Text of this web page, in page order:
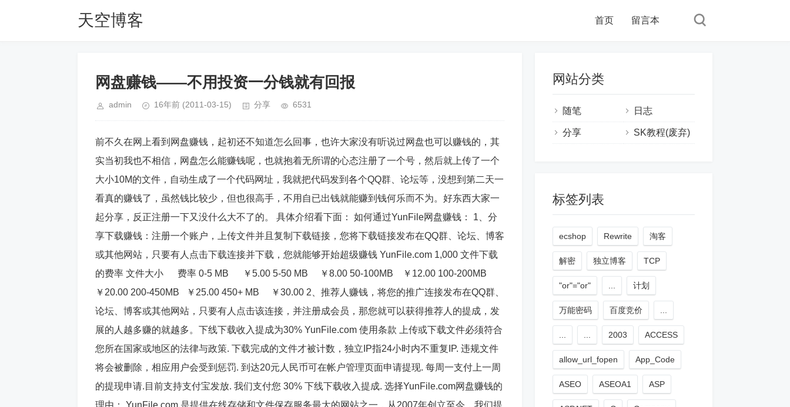
天空博客 首页 留言本
网盘赚钱——不用投资一分钱就有回报
admin 16年前 (2011-03-15) 分享 6531
前不久在网上看到网盘赚钱，起初还不知道怎么回事，也许大家没有听说过网盘也可以赚钱的，其
实当初我也不相信，网盘怎么能赚钱呢，也就抱着无所谓的心态注册了一个号，然后就上传了一个
大小10M的文件，自动生成了一个代码网址，我就把代码发到各个QQ群、论坛等，没想到第二天一
看真的赚钱了，虽然钱比较少，但也很高手，不用自已出钱就能赚到钱何乐而不为。好东西大家一
起分享，反正注册一下又没什么大不了的。 具体介绍看下面： 如何通过YunFile网盘赚钱： 1、分
享下载赚钱：注册一个账户，上传文件并且复制下载链接，您将下载链接发布在QQ群、论坛、博客
或其他网站，只要有人点击下载连接并下载，您就能够开始超级赚钱 YunFile.com 1,000 文件下载
的费率 文件大小 费率 0-5 MB ￥5.00 5-50 MB ￥8.00 50-100MB ￥12.00 100-200MB
￥20.00 200-450MB ￥25.00 450+ MB ￥30.00 2、推荐人赚钱，将您的推广连接发布在QQ群、
论坛、博客或其他网站，只要有人点击该连接，并注册成会员，那您就可以获得推荐人的提成，发
展的人越多赚的就越多。下线下载收入提成为30% YunFile.com 使用条款 上传或下载文件必须符合
您所在国家或地区的法律与政策. 下载完成的文件才被计数，独立IP指24小时内不重复IP. 违规文件
将会被删除，相应用户会受到惩罚. 到达20元人民币可在帐户管理页面申请提现. 每周一支付上一周
的提现申请.目前支持支付宝发放. 我们支付您 30% 下线下载收入提成. 选择YunFile.com网盘赚钱的
理由： YunFile.com,是提供在线存储和文件保存服务最大的网站之一，从2007年创立至今，我们提
网站分类
随笔 日志
分享 SK教程(废弃)
标签列表
ecshop Rewrite 淘客
解密 独立博客 TCP
"or"="or" 计划
万能密码 百度竞价
2003 ACCESS
allow_url_fopen App_Code
ASEO ASEOA1 ASP